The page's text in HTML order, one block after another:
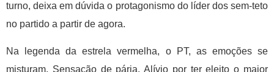
turno, deixa em dúvida o protagonismo do líder dos sem-teto
no partido a partir de agora.
Na legenda da estrela vermelha, o PT, as emoções se
misturam. Sensação de pária. Alívio por ter eleito o maior